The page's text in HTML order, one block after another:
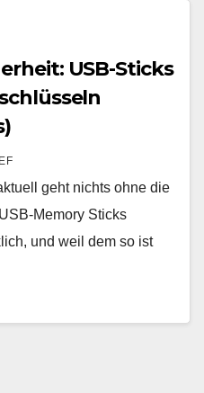
USB-Sticks
geht nichts ohne die
Memory Sticks
und weil dem so ist